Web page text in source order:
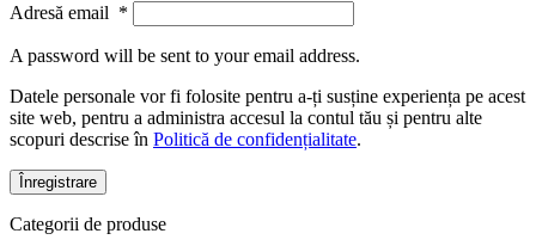
Adresă email *
A password will be sent to your email address.
Datele personale vor fi folosite pentru a-ți susține experiența pe acest
site web, pentru a administra accesul la contul tău și pentru alte
scopuri descrise în Politică de confidențialitate.
Înregistrare
Categorii de produse